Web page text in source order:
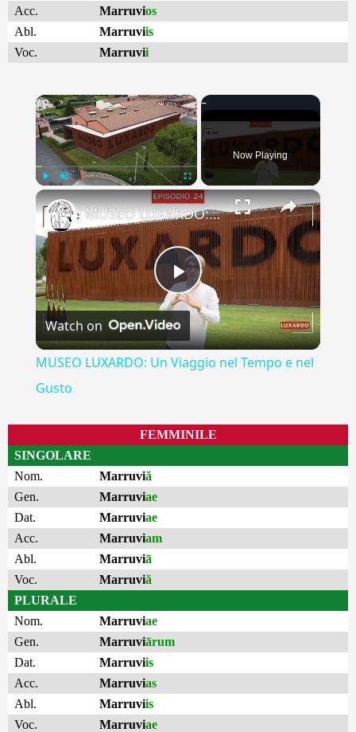
Acc.
Marruvios
Abl.
Marruviis
Voc.
Marruvii
×
Fullscreen
Now Playing
×
Play
Video
MUSEO LUXARDO: Un Viaggio nel Tempo e nel Gusto
Watch on
MUSEO LUXARDO: Un Viaggio nel Tempo e nel
Gusto
FEMMINILE
SINGOLARE
Nom.
Marruviă
Gen.
Marruviae
Dat.
Marruviae
Acc.
Marruviam
Abl.
Marruviā
Voc.
Marruviă
PLURALE
Nom.
Marruviae
Gen.
Marruviārum
Dat.
Marruviis
Acc.
Marruvias
Abl.
Marruviis
Voc.
Marruviae